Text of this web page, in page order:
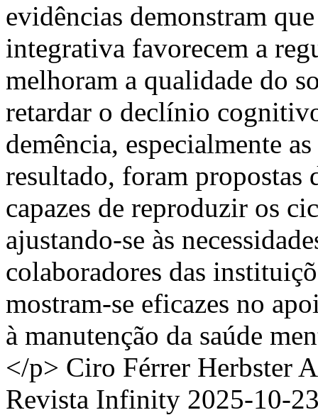
evidências demonstram
integrativa favorecem a
melhoram a qualidade do
retardar o declínio
demência, especialmente
resultado, foram
capazes de reproduzir os
ajustando-se às
colaboradores das
mostram-se eficazes no
à manutenção da saúde
</p> Ciro Férrer Herbster
Revista Infinity 2025-10-